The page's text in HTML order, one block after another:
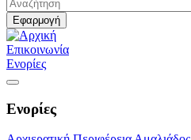
Επικοινωνία
Ενορίες
Ενορίες